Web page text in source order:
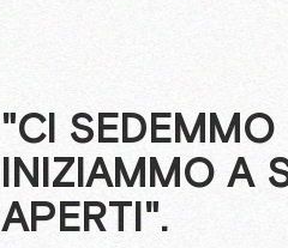
"CI SEDEMMO
INIZIAMMO A
APERTI".